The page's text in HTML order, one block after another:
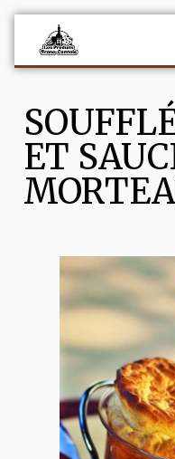
Charcuterie
Vins
Recettes
La fromagerie
ET